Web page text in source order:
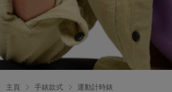
主頁 手錶款式 運動計時錶